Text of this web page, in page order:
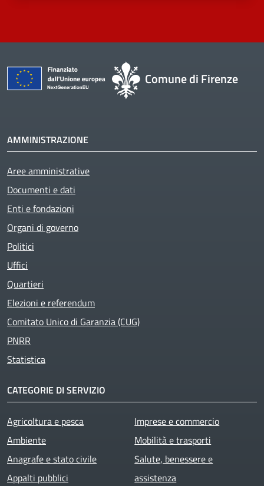
Comune di Firenze
AMMINISTRAZIONE
Aree amministrative
Documenti e dati
Enti e fondazioni
Organi di governo
Politici
Uffici
Quartieri
Elezioni e referendum
Comitato Unico di Garanzia (CUG)
PNRR
Statistica
CATEGORIE DI SERVIZIO
Agricoltura e pesca
Ambiente
Anagrafe e stato civile
Appalti pubblici
Imprese e commercio
Mobilità e trasporti
Salute, benessere e
assistenza